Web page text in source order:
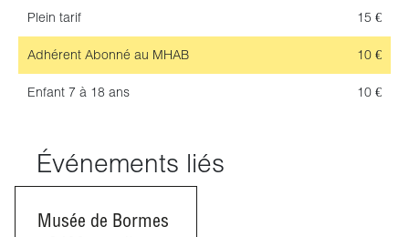
Plein tarif 15 €
Adhérent Abonné au MHAB 10 €
Enfant 7 à 18 ans 10 €
Événements liés
Musée de Bormes